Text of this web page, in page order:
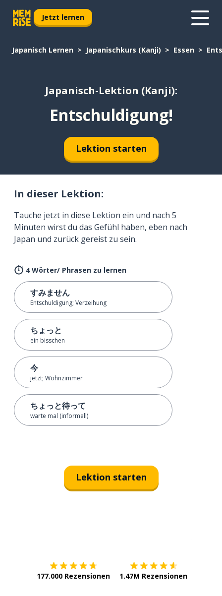
Jetzt lernen
Japanisch Lernen Japanischkurs (Kanji) Essen
Japanisch-Lektion (Kanji):
Entschuldigung!
Lektion starten
In dieser Lektion:
Tauche jetzt in diese Lektion ein und nach 5
Minuten wirst du das Gefühl haben, eben nach
Japan und zurück gereist zu sein.
4 Wörter/ Phrasen zu lernen
すみません
Entschuldigung; Verzeihung
ちょっと
ein bisschen
今
jetzt; Wohnzimmer
ちょっと待って
warte mal (informell)
Lektion starten
177.000 Rezensionen 1.47M Rezensionen